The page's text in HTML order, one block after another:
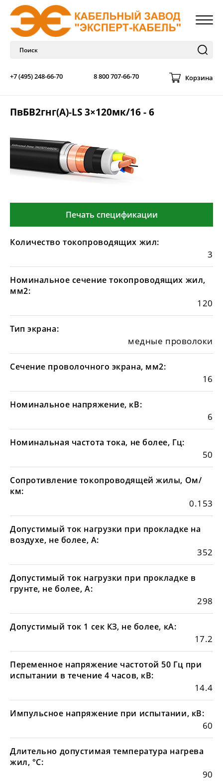
+7 (495) 248-66-70 8 800 707-66-70 Корзина
ПвБВ2гнг(А)-LS 3×120мк/16 - 6
Печать спецификации
Количество токопроводящих жил:
3
Номинальное сечение токопроводящих жил,
мм2:
120
Тип экрана:
медные проволоки
Сечение проволочного экрана, мм2:
16
Номинальное напряжение, кВ:
6
Номинальная частота тока, не более, Гц:
50
Сопротивление токопроводящей жилы, Ом/
км:
0.153
Допустимый ток нагрузки при прокладке на
воздухе, не более, А:
352
Допустимый ток нагрузки при прокладке в
грунте, не более, А:
298
Допустимый ток 1 сек КЗ, не более, кА:
17.2
Переменное напряжение частотой 50 Гц при
испытании в течение 4 часов, кВ:
14.4
Импульсное напряжение при испытании, кВ:
60
Длительно допустимая температура нагрева
жил, °С:
90